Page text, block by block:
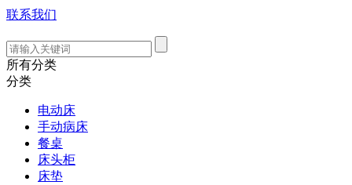
联系我们
所有分类
分类
电动床
手动病床
餐桌
床头柜
床垫